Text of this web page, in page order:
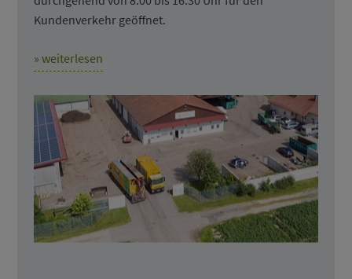
Kundenverkehr geöffnet.
» weiterlesen